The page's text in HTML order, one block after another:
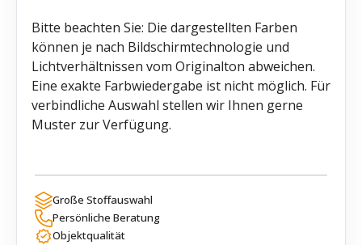
Bitte beachten Sie: Die dargestellten Farben
können je nach Bildschirmtechnologie und
Lichtverhältnissen vom Originalton abweichen.
Eine exakte Farbwiedergabe ist nicht möglich. Für
verbindliche Auswahl stellen wir Ihnen gerne
Muster zur Verfügung.
Große Stoffauswahl
Persönliche Beratung
Objektqualität